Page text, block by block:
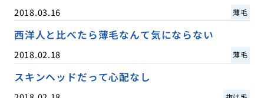
2018.03.16 薄毛
西洋人と比べたら薄毛なんて気にならない
2018.02.18 薄毛
スキンヘッドだって心配なし